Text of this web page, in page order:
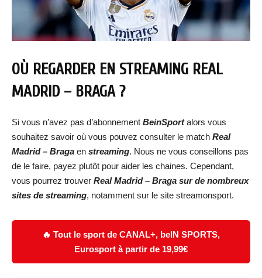
OÙ REGARDER EN STREAMING REAL
MADRID – BRAGA ?
Si vous n’avez pas d’abonnement BeinSportalors vous
souhaitez savoir où vous pouvez consulter le match Real
Madrid – Braga en streaming. Nous ne vous conseillons pas
de le faire, payez plutôt pour aider les chaines. Cependant,
vous pourrez trouver Real Madrid – Braga sur de nombreux
sites de streaming, notamment sur le site streamonsport.
🔥 Tout le sport de CANAL+, beIN SPORTS,
Eurosport à partir de 19,99€